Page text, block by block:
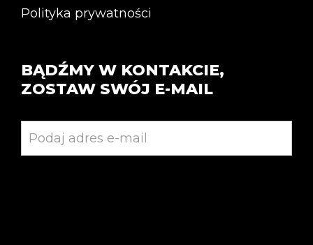
Polityka prywatności
BĄDŹMY W KONTAKCIE,
ZOSTAW SWÓJ E-MAIL